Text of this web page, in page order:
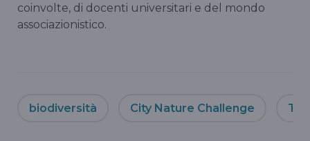
coinvolte, di docenti universitari e del mondo
associazionistico.
biodiversità City Nature Challenge